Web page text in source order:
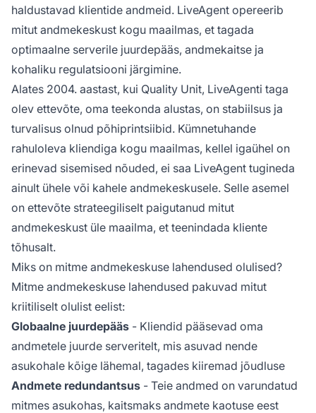
haldustavad klientide andmeid. LiveAgent opereerib
mitut andmekeskust kogu maailmas, et tagada
optimaalne serverile juurdepääs, andmekaitse ja
kohaliku regulatsiooni järgimine.
Alates 2004. aastast, kui Quality Unit, LiveAgenti taga
olev ettevõte, oma teekonda alustas, on stabiilsus ja
turvalisus olnud põhiprintsiibid. Kümnetuhande
rahuloleva kliendiga kogu maailmas, kellel igaühel on
erinevad sisemised nõuded, ei saa LiveAgent tugineda
ainult ühele või kahele andmekeskusele. Selle asemel
on ettevõte strateegiliselt paigutanud mitut
andmekeskust üle maailma, et teenindada kliente
tõhusalt.
Miks on mitme andmekeskuse lahendused olulised?
Mitme andmekeskuse lahendused pakuvad mitut
kriitiliselt olulist eelist:
Globaalne juurdepääs - Kliendid pääsevad oma
andmetele juurde serveritelt, mis asuvad nende
asukohale kõige lähemal, tagades kiiremad jõudluse
Andmete redundantsus - Teie andmed on varundatud
mitmes asukohas, kaitsmaks andmete kaotuse eest